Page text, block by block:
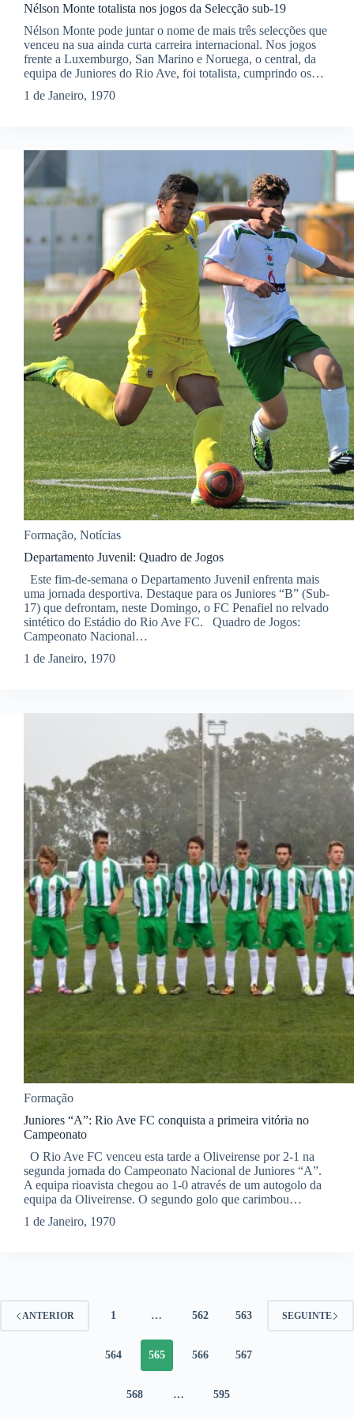
Nélson Monte totalista nos jogos da Selecção sub-19
Nélson Monte pode juntar o nome de mais três selecções que
venceu na sua ainda curta carreira internacional. Nos jogos
frente a Luxemburgo, San Marino e Noruega, o central, da
equipa de Juniores do Rio Ave, foi totalista, cumprindo os…
1 de Janeiro, 1970
Formação, Notícias
Departamento Juvenil: Quadro de Jogos
Este fim-de-semana o Departamento Juvenil enfrenta mais
uma jornada desportiva. Destaque para os Juniores “B” (Sub-
17) que defrontam, neste Domingo, o FC Penafiel no relvado
sintético do Estádio do Rio Ave FC. Quadro de Jogos:
Campeonato Nacional…
1 de Janeiro, 1970
Formação
Juniores “A”: Rio Ave FC conquista a primeira vitória no
Campeonato
O Rio Ave FC venceu esta tarde a Oliveirense por 2-1 na
segunda jornada do Campeonato Nacional de Juniores “A”.
A equipa rioavista chegou ao 1-0 através de um autogolo da
equipa da Oliveirense. O segundo golo que carimbou…
1 de Janeiro, 1970
ANTERIOR 1 … 562 563
564 565 566 567
568 … 595
SEGUINTE